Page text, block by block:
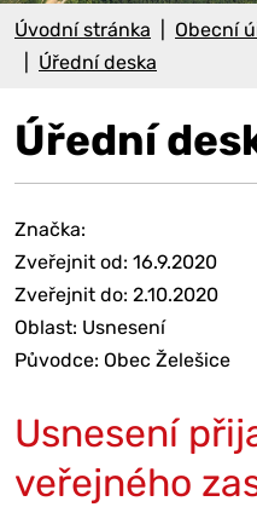
Úvodní stránka Obecní
Úřední deska
Úřední
Značka:
Zveřejnit od: 16.9.2020
Zveřejnit do: 2.10.2020
Oblast: Usnesení
Původce: Obec Želešice
Usnesení
veřejného